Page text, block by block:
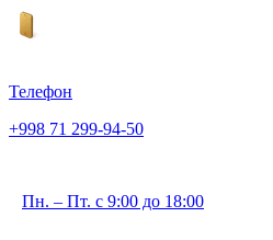
Телефон
+998 71 299-94-50
Пн. – Пт. с 9:00 до 18:00